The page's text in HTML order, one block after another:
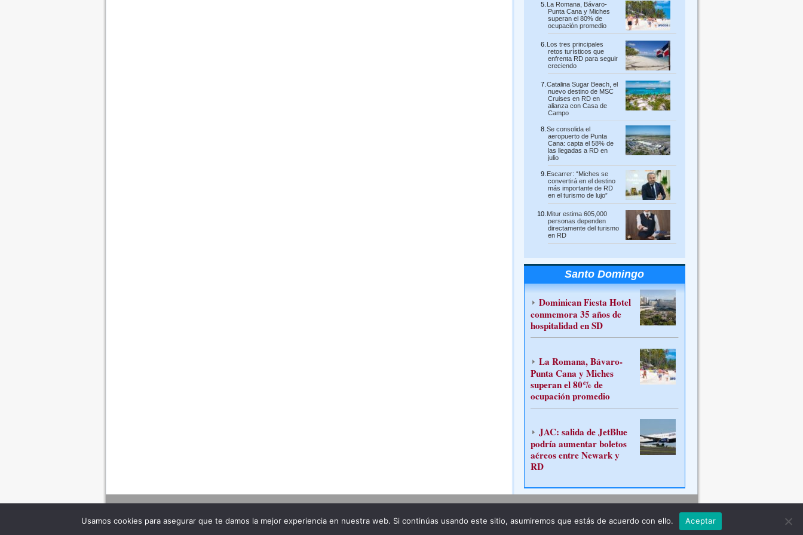
La Romana, Bávaro-
Punta Cana y Miches
superan el 80% de
ocupación promedio
Los tres principales
retos turísticos que
enfrenta RD para seguir
creciendo
Catalina Sugar Beach, el
nuevo destino de MSC
Cruises en RD en
alianza con Casa de
Campo
Se consolida el
aeropuerto de Punta
Cana: capta el 58% de
las llegadas a RD en
julio
Escarrer: “Miches se
convertirá en el destino
más importante de RD
en el turismo de lujo”
Mitur estima 605,000
personas dependen
directamente del turismo
en RD
Santo Domingo
Dominican Fiesta Hotel
conmemora 35 años de
hospitalidad en SD
La Romana, Bávaro-
Punta Cana y Miches
superan el 80% de
ocupación promedio
JAC: salida de JetBlue
podría aumentar boletos
aéreos entre Newark y
RD
Usamos cookies para asegurar que te damos la mejor experiencia en nuestra web. Si continúas usando este sitio, asumiremos que estás de acuerdo con ello. Aceptar